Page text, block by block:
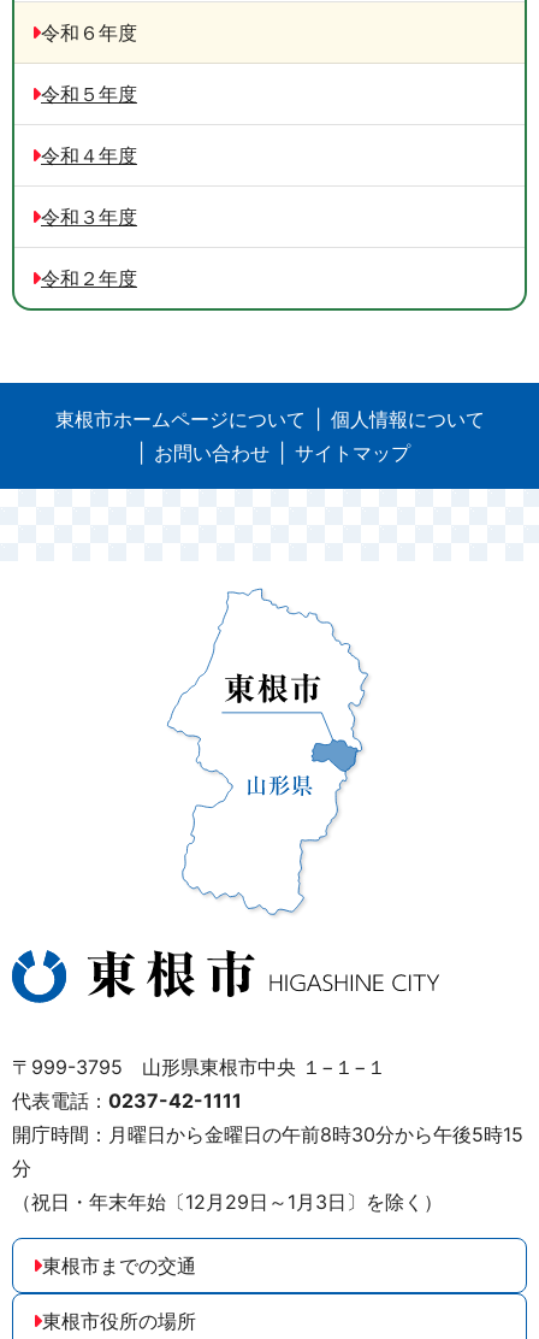
令和６年度
令和５年度
令和４年度
令和３年度
令和２年度
東根市ホームページについて
個人情報について
お問い合わせ
サイトマップ
〒999-3795 山形県東根市中央 １−１−１
代表電話： 0237-42-1111
開庁時間：月曜日から金曜日の午前8時30分から午後5時15
分
（祝日・年末年始〔12月29日～1月3日〕を除く）
東根市までの交通
東根市役所の場所